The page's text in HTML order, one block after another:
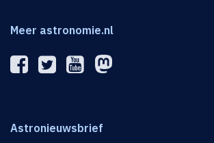
Meer astronomie.nl
Astronieuwsbrief